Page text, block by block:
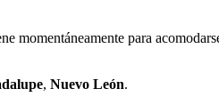
momentáneamente para
, Nuevo León.